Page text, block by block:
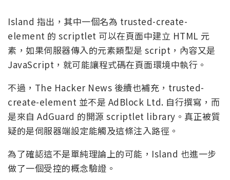
Island 指出，其中一個名為 trusted-create-
element 的 scriptlet 可以在頁面中建立 HTML 元
素，如果伺服器傳入的元素類型是 script，內容又是
JavaScript，就可能讓程式碼在頁面環境中執行。
不過，The Hacker News 後續也補充，trusted-
create-element 並不是 AdBlock Ltd. 自行撰寫，而
是來自 AdGuard 的開源 scriptlet library。真正被質
疑的是伺服器端設定能觸及這條注入路徑。
為了確認這不是單純理論上的可能，Island 也進一步
做了一個受控的概念驗證。